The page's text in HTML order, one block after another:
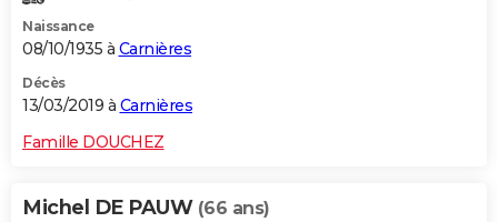
Naissance
08/10/1935 à Carnières
Décès
13/03/2019 à Carnières
Famille DOUCHEZ
Michel DE PAUW (66 ans)